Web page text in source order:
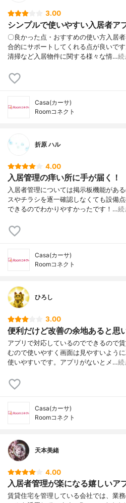
3.00
シンプルで使いやすい入居者ア
〇良かった点・おすすめの使い方入居
合的にサポートしてくれる点が良いで
清掃など入居物件に関する様々な情…続
Casa(カーサ)
Roomコネクト
折原 ハル
4.00
入居管理の痒い所に手が届く！
入居者管理については掲示板機能があ
スやチラシを逐一確認しなくても設備
できるのでわかりやすかったです！…続
Casa(カーサ)
Roomコネクト
ひろし
3.00
便利だけど改善の余地あると思
アプリで対応しているのでできるので
むので使いやすく画面は見やすいよう
使いやすいです。アプリがないとメ…続
Casa(カーサ)
Roomコネクト
天本美緒
4.00
入居者管理が楽になる嬉しいア
賃貸住宅を管理している会社では、業